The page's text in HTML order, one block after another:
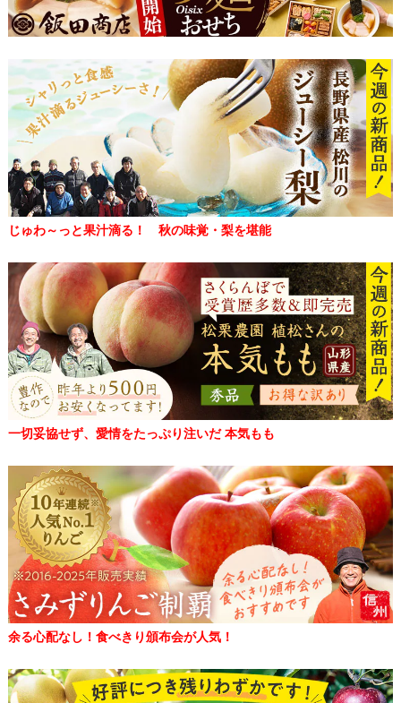
じゅわ～っと果汁滴る！ 秋の味覚・梨を堪能
一切妥協せず、愛情をたっぷり注いだ 本気もも
余る心配なし！食べきり頒布会が人気！